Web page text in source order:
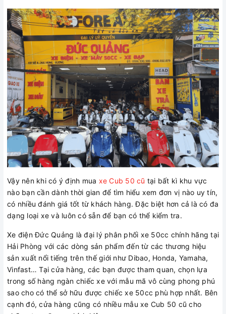
Vậy nên khi có ý định mua xe Cub 50 cũ tại bất kì khu vực
nào bạn cần dành thời gian để tìm hiểu xem đơn vị nào uy tín,
có nhiều đánh giá tốt từ khách hàng. Đặc biệt hơn cả là có đa
dạng loại xe và luôn có sẵn để bạn có thể kiểm tra.
Xe điện Đức Quảng là đại lý phân phối xe 50cc chính hãng tại
Hải Phòng với các dòng sản phẩm đến từ các thương hiệu
sản xuất nổi tiếng trên thế giới như Dibao, Honda, Yamaha,
Vinfast… Tại cửa hàng, các bạn được tham quan, chọn lựa
trong số hàng ngàn chiếc xe với mẫu mã vô cùng phong phú
sao cho có thể sở hữu được chiếc xe 50cc phù hợp nhất. Bên
cạnh đó, cửa hàng cũng có nhiều mẫu xe Cub 50 cũ cho